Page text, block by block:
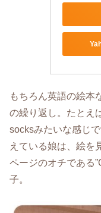
もちろん英語の絵本
の繰り返し。たとえ
socksみたいな感じ
えている娘は、絵を
ページのオチである
子。